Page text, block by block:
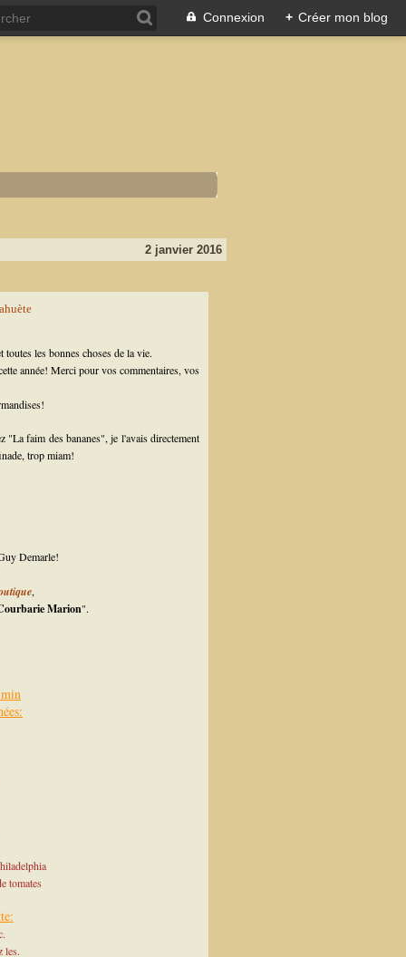
Connexion + Créer mon blog
2 janvier 2016
les bonnes choses de la vie.
année! Merci pour vos commentaires, vos
"La faim des bananes", je l'avais directement
trop miam!
Demarle!
,
Marion".
tomates
les.